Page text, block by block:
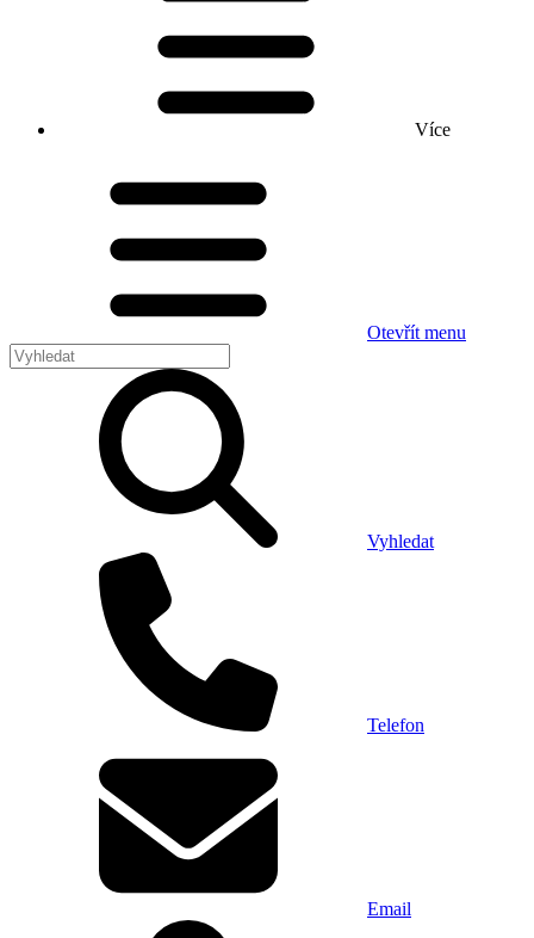
Více
Otevřít menu
Vyhledat
Telefon
Email